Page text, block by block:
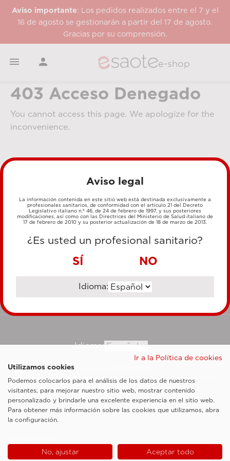
Aviso importante: Los pedidos realizados entre el 7 y el
16 de agosto se gestionarán a partir del 17 de agosto.
Gracias por su comprensión.
  e-shop
403 Acceso Denegado
You cannot access this page. We apologize for the
inconvenience.
MÉTODOS DE PAGO
TRANSFERENCIA BANCARIA
Idioma:
Esaote SpA ©2026 - Vat Code IT05131180969
Sociedad sujeta a la actividad de dirección y coordinación de Shanghai Luzi
Enterprise Management Consultancy Center (Limited Partnership)
Notas legales
Cookie Policy
Aviso legal
La información contenida en este sitio web está destinada exclusivamente a
profesionales sanitarios, de conformidad con el artículo 21 del Decreto
Legislativo italiano n.º 46, de 24 de febrero de 1997, y sus posteriores
modificaciones, así como con las Directrices del Ministerio de Salud italiano de
17 de febrero de 2010 y su posterior actualización de 18 de marzo de 2013.
¿Es usted un profesional sanitario?
SÍ NO
Idioma:
Ir a la Política de cookies
Utilizamos cookies
Podemos colocarlos para el análisis de los datos de nuestros
visitantes, para mejorar nuestro sitio web, mostrar contenido
personalizado y brindarle una excelente experiencia en el sitio web.
Para obtener más información sobre las cookies que utilizamos, abra
la configuración.
No, ajustar Aceptar todo